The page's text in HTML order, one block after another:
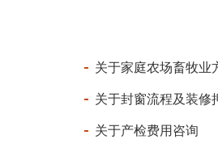
关于家庭农场畜牧业
关于封窗流程及装修
关于产检费用咨询